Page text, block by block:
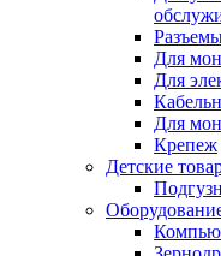
Для
Для
Для
Крепеж
Детские